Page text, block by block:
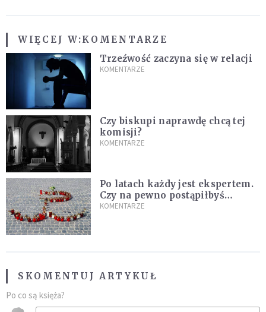
WIĘCEJ W:KOMENTARZE
Trzeźwość zaczyna się w relacji
KOMENTARZE
Czy biskupi naprawdę chcą tej
komisji?
KOMENTARZE
Po latach każdy jest ekspertem.
Czy na pewno postąpiłbyś
inaczej?
KOMENTARZE
SKOMENTUJ ARTYKUŁ
Po co są księża?